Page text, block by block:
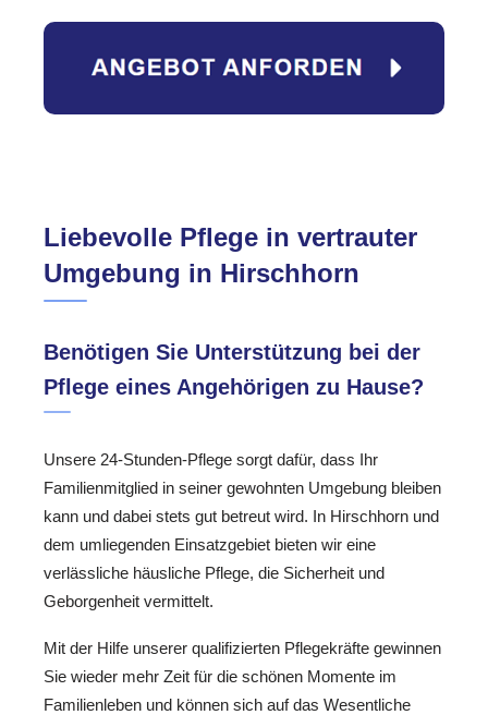
Liebevolle Pflege in vertrauter
Umgebung in Hirschhorn
Benötigen Sie Unterstützung bei der
Pflege eines Angehörigen zu Hause?
Unsere 24-Stunden-Pflege sorgt dafür, dass Ihr
Familienmitglied in seiner gewohnten Umgebung bleiben
kann und dabei stets gut betreut wird. In Hirschhorn und
dem umliegenden Einsatzgebiet bieten wir eine
verlässliche häusliche Pflege, die Sicherheit und
Geborgenheit vermittelt.
Mit der Hilfe unserer qualifizierten Pflegekräfte gewinnen
Sie wieder mehr Zeit für die schönen Momente im
Familienleben und können sich auf das Wesentliche